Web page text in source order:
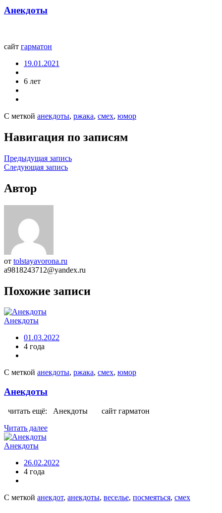
Анекдоты
сайт гарматон
19.01.2021
6 лет
С меткой анекдоты, ржака, смех, юмор
Навигация по записям
Предыдущая запись
Следующая запись
Автор
от tolstayavorona.ru
a9818243712@yandex.ru
Похожие записи
Анекдоты
01.03.2022
4 года
С меткой анекдоты, ржака, смех, юмор
Анекдоты
читать ещё: Анекдоты сайт гарматон
Читать далее
Анекдоты
26.02.2022
4 года
С меткой анекдот, анекдоты, веселье, посмеяться, смех